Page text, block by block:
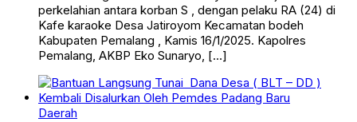
perkelahian antara korban S , dengan pelaku RA (24) di
Kafe karaoke Desa Jatiroyom Kecamatan bodeh
Kabupaten Pemalang , Kamis 16/1/2025. Kapolres
Pemalang, AKBP Eko Sunaryo, […]
Daerah